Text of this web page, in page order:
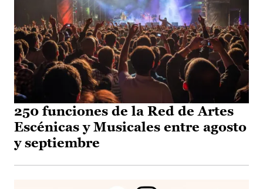
250 funciones de la Red de Artes
Escénicas y Musicales entre agosto
y septiembre